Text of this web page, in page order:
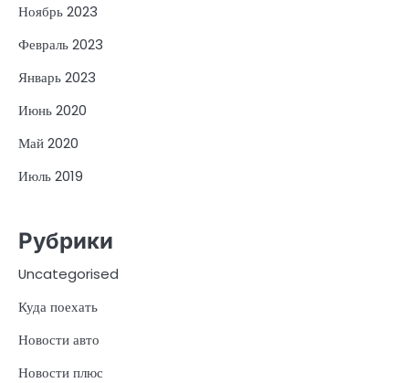
Ноябрь 2023
Февраль 2023
Январь 2023
Июнь 2020
Май 2020
Июль 2019
Рубрики
Uncategorised
Куда поехать
Новости авто
Новости плюс